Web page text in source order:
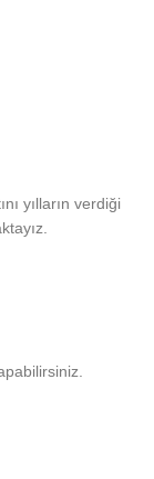
yılların verdiği